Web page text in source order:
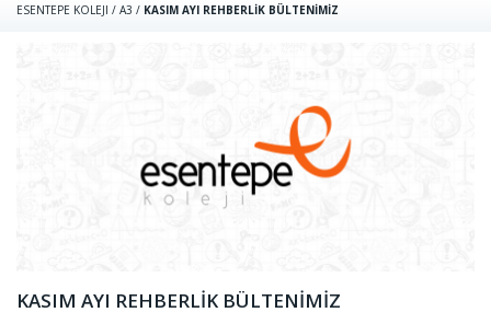
ESENTEPE KOLEJI / A3 / KASIM AYI REHBERLİK BÜLTENİMİZ
KASIM AYI REHBERLİK BÜLTENİMİZ